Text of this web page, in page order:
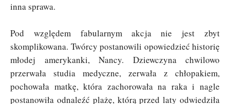
inna sprawa.
Pod względem fabularnym akcja nie jest zbyt
skomplikowana. Twórcy postanowili opowiedzieć historię
młodej amerykanki, Nancy. Dziewczyna chwilowo
przerwała studia medyczne, zerwała z chłopakiem,
pochowała matkę, która zachorowała na raka i nagle
postanowiła odnaleźć plażę, którą przed laty odwiedziła